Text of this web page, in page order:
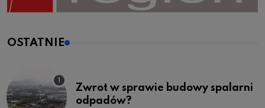
OSTATNIE
Zwrot w sprawie budowy spalarni
odpadów?